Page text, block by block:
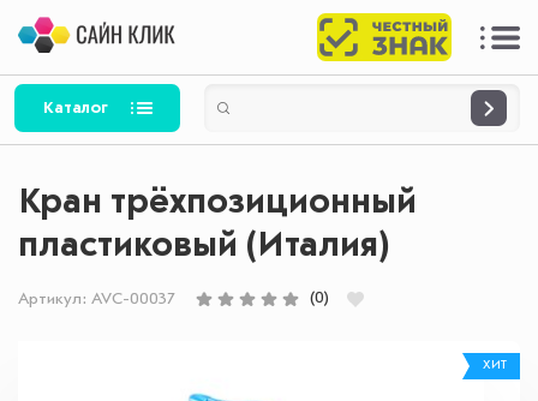
Каталог
Кран трёхпозиционный
пластиковый (Италия)
Артикул: AVC-00037 (0)
ХИТ